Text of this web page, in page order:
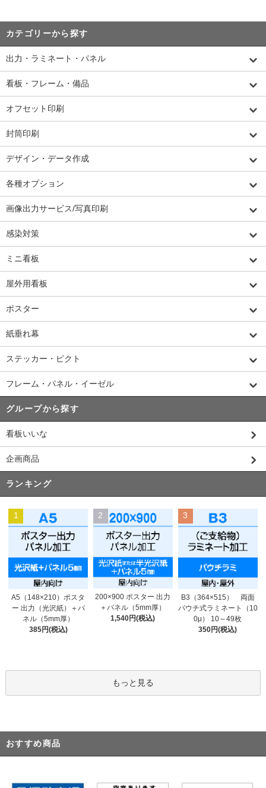
カテゴリーから探す
出力・ラミネート・パネル
看板・フレーム・備品
オフセット印刷
封筒印刷
デザイン・データ作成
各種オプション
画像出力サービス/写真印刷
感染対策
ミニ看板
屋外用看板
ポスター
紙垂れ幕
ステッカー・ピクト
フレーム・パネル・イーゼル
グループから探す
看板いいな
企画商品
ランキング
1
A5（148×210）ポスタ
ー 出力（光沢紙）＋パ
ネル（5mm厚）
385円(税込)
2
200×900 ポスター 出力
＋パネル（5mm厚）
1,540円(税込)
3
B3（364×515） 両面
パウチ式ラミネート（10
0μ） 10～49枚
350円(税込)
もっと見る
おすすめ商品